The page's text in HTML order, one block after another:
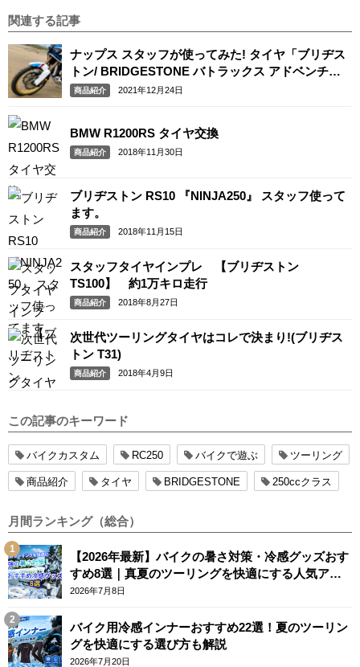
関連する記事
ナップス スタッフが使ってみた! タイヤ「ブリヂス
トン/ BRIDGESTONE バトラックス アドベンチャ
ーA41」「ミシュラン / MICHELIN アナキーアドベ
商品紹介 2021年12月24日
BMW R1200RS タイヤ交換
商品紹介 2018年11月30日
ブリヂストン RS10 『NINJA250』 スタッフ使って
ます。
商品紹介 2018年11月15日
スタッフタイヤインプレ 【ブリヂストン
TS100】 約1万キロ走行
商品紹介 2018年8月27日
次世代ツーリングタイヤはコレで決まり!(ブリヂス
トン T31)
商品紹介 2018年4月9日
この記事のキーワード
バイクカスタム RC250 バイクで遊ぶ ツーリング
商品紹介 タイヤ BRIDGESTONE 250ccクラス
月間ランキング（総合）
【2026年最新】バイクの暑さ対策・冷感グッズおす
すめ8選｜真夏のツーリングを快適にする人気アイ
テム
2026年7月8日
バイク用冷感インナーおすすめ22選！夏のツーリン
グを快適にする選び方も解説
2026年7月20日